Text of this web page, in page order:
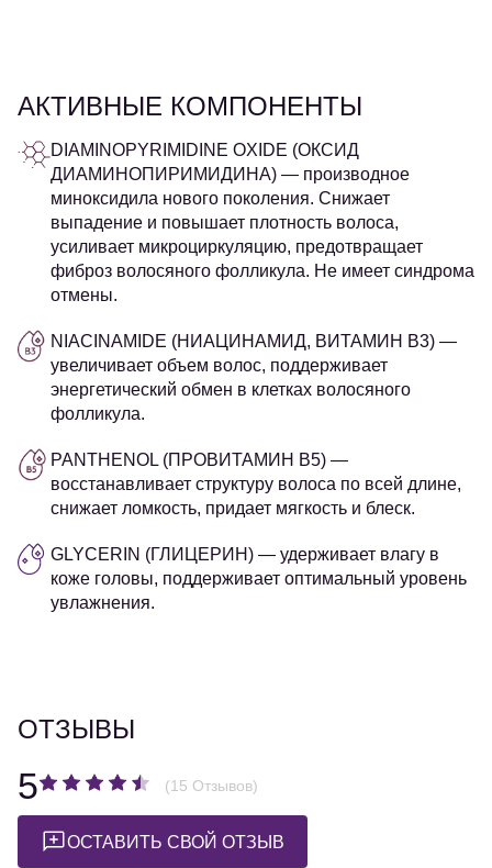
АКТИВНЫЕ КОМПОНЕНТЫ
DIAMINOPYRIMIDINE OXIDE (ОКСИД
ДИАМИНОПИРИМИДИНА) — производное
миноксидила нового поколения. Снижает
выпадение и повышает плотность волоса,
усиливает микроциркуляцию, предотвращает
фиброз волосяного фолликула. Не имеет синдрома
отмены.
NIACINAMIDE (НИАЦИНАМИД, ВИТАМИН B3) —
увеличивает объем волос, поддерживает
энергетический обмен в клетках волосяного
фолликула.
PANTHENOL (ПРОВИТАМИН B5) —
восстанавливает структуру волоса по всей длине,
снижает ломкость, придает мягкость и блеск.
GLYCERIN (ГЛИЦЕРИН) — удерживает влагу в
коже головы, поддерживает оптимальный уровень
увлажнения.
ОТЗЫВЫ
5 (15 Отзывов)
ОСТАВИТЬ СВОЙ ОТЗЫВ